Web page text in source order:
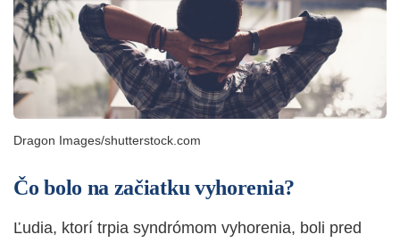
Dragon Images/shutterstock.com
Čo bolo na začiatku vyhorenia?
Ľudia, ktorí trpia syndrómom vyhorenia, boli pred